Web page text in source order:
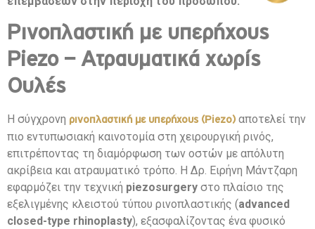
Ρινοπλαστική με υπερήχους
Piezo – Ατραυματικά χωρίς
Ουλές
Η σύγχρονη ρινοπλαστική με υπερήχους (Piezo) αποτελεί την
πιο εντυπωσιακή καινοτομία στη χειρουργική ρινός,
επιτρέποντας τη διαμόρφωση των οστών με απόλυτη
ακρίβεια και ατραυματικό τρόπο. Η Δρ. Ειρήνη Μάντζαρη
εφαρμόζει την τεχνική piezosurgery στο πλαίσιο της
εξελιγμένης κλειστού τύπου ρινοπλαστικής (advanced
closed-type rhinoplasty), εξασφαλίζοντας ένα φυσικό